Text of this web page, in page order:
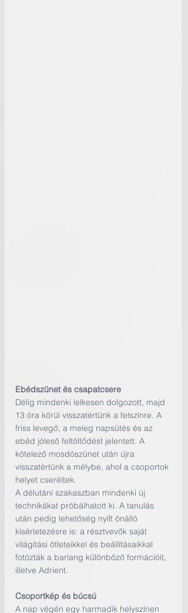
Ebédszünet és csapatcsere
Délig mindenki lelkesen dolgozott, majd
13 óra körül visszatértünk a felszínre. A
friss levegő, a meleg napsütés és az
ebéd jóleső feltöltődést jelentett. A
kötelező mosdószünet után újra
visszatértünk a mélybe, ahol a csoportok
helyet cseréltek.
A délutáni szakaszban mindenki új
technikákat próbálhatott ki. A tanulás
után pedig lehetőség nyílt önálló
kísérletezésre is: a résztvevők saját
világítási ötleteikkel és beállításaikkal
fotózták a barlang különböző formációit,
illetve Adrient.
Csoportkép és búcsú
A nap végén egy harmadik helyszínen